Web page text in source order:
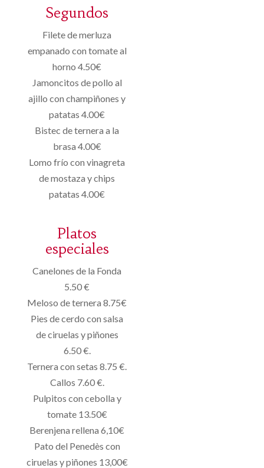
Segundos
Filete de merluza
empanado con tomate al
horno 4.50€
Jamoncitos de pollo al
ajillo con champiñones y
patatas 4.00€
Bistec de ternera a la
brasa 4.00€
Lomo frío con vinagreta
de mostaza y chips
patatas 4.00€
Platos
especiales
Canelones de la Fonda
5.50 €
Meloso de ternera 8.75€
Pies de cerdo con salsa
de ciruelas y piñones
6.50 €.
Ternera con setas 8.75 €.
Callos 7.60 €.
Pulpitos con cebolla y
tomate 13.50€
Berenjena rellena 6,10€
Pato del Penedès con
ciruelas y piñones 13,00€